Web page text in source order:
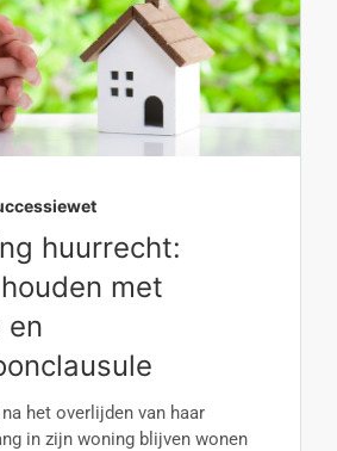
huurrecht:
met
en
het overlijden van haar
in zijn woning blijven wonen